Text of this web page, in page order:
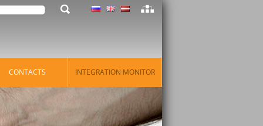
CONTACTS INTEGRATION MONITOR